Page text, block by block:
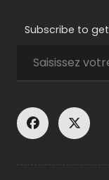
Subscribe to